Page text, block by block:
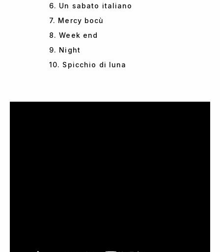
6. Un sabato italiano
7. Mercy bocù
8. Week end
9. Night
10. Spicchio di luna